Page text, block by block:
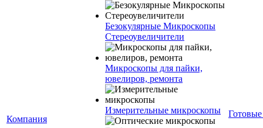
Компания
Безокулярные Микроскопы
Стереоувеличители
Микроскопы для пайки,
ювелиров, ремонта
Измерительные микроскопы